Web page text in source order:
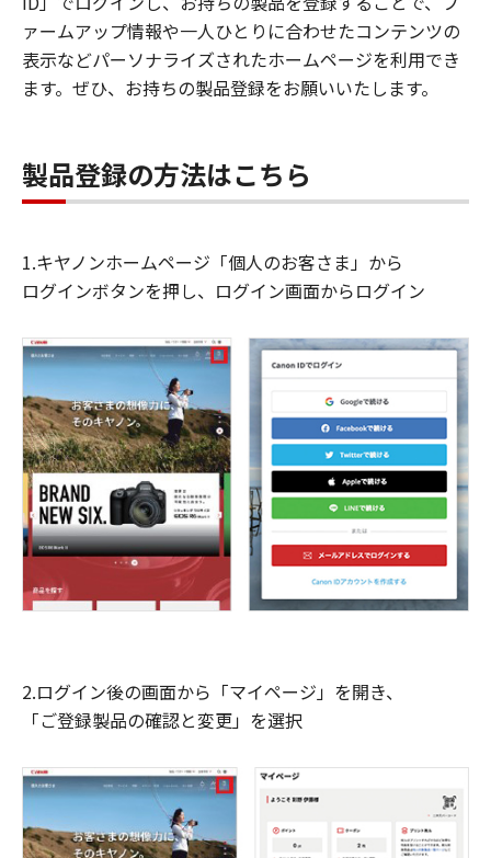
ァームアップ情報や一人ひとりに合わせたコンテンツの
表示などパーソナライズされたホームページを利用でき
ます。ぜひ、お持ちの製品登録をお願いいたします。
製品登録の方法はこちら
1.キヤノンホームページ「個人のお客さま」から
ログインボタンを押し、ログイン画面からログイン
2.ログイン後の画面から「マイページ」を開き、
「ご登録製品の確認と変更」を選択